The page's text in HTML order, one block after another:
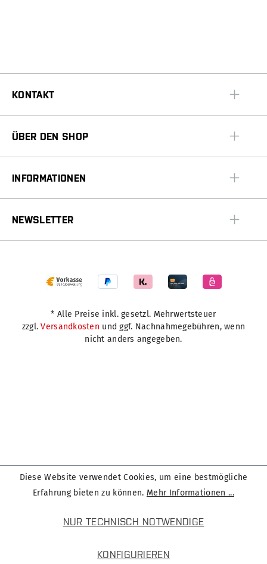
KONTAKT
ÜBER DEN SHOP
INFORMATIONEN
NEWSLETTER
* Alle Preise inkl. gesetzl. Mehrwertsteuer
zzgl.Versandkosten und ggf. Nachnahmegebühren, wenn
nicht anders angegeben.
Diese Website verwendet Cookies, um eine bestmögliche
Erfahrung bieten zu können. Mehr Informationen ...
NUR TECHNISCH NOTWENDIGE
KONFIGURIEREN